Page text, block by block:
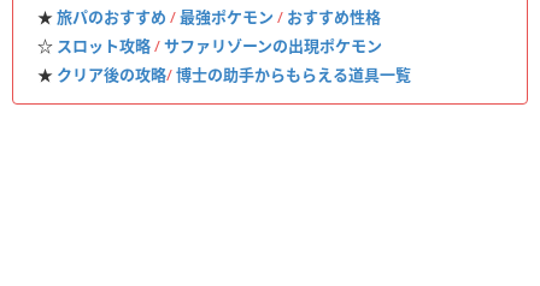
★旅パのおすすめ /最強ポケモン / おすすめ性格
☆ スロット攻略/サファリゾーンの出現ポケモン
★ クリア後の攻略/博士の助手からもらえる道具一覧